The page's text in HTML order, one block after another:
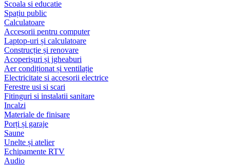
Scoala si educatie
Spațiu public
Calculatoare
Accesorii pentru computer
Laptop-uri și calculatoare
Construcție și renovare
Acoperișuri și jgheaburi
Aer condiționat și ventilație
Electricitate si accesorii electrice
Ferestre usi si scari
Fitinguri si instalatii sanitare
Incalzi
Materiale de finisare
Porți și garaje
Saune
Unelte și atelier
Echipamente RTV
Audio